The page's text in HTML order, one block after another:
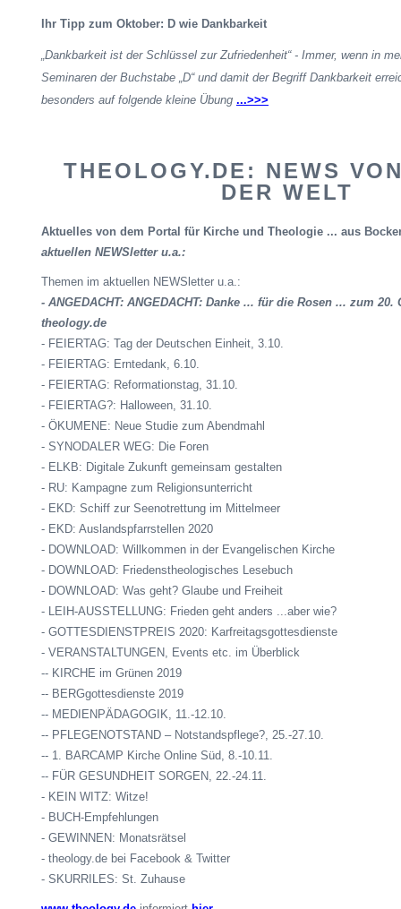
Ihr Tipp zum Oktober: D wie Dankbarkeit
„Dankbarkeit ist der Schlüssel zur Zufriedenheit“ - Immer, wenn in
Seminaren der Buchstabe „D“ und damit der Begriff Dankbarkeit
besonders auf folgende kleine Übung ...>>>
THEOLOGY.DE: NEWS
DER WELT
Aktuelles von dem Portal für Kirche und Theologie ... aus
aktuellen NEWSletteru.a.:
Themen im aktuellen NEWSletter u.a.:
- ANGEDACHT: ANGEDACHT: Danke ... für die Rosen ... zum 20.
theology.de
- FEIERTAG: Tag der Deutschen Einheit, 3.10.
- FEIERTAG: Erntedank, 6.10.
- FEIERTAG: Reformationstag, 31.10.
- FEIERTAG?: Halloween, 31.10.
- ÖKUMENE: Neue Studie zum Abendmahl
- SYNODALER WEG: Die Foren
- ELKB: Digitale Zukunft gemeinsam gestalten
- RU: Kampagne zum Religionsunterricht
- EKD: Schiff zur Seenotrettung im Mittelmeer
- EKD: Auslandspfarrstellen 2020
- DOWNLOAD: Willkommen in der Evangelischen Kirche
- DOWNLOAD: Friedenstheologisches Lesebuch
- DOWNLOAD: Was geht? Glaube und Freiheit
- LEIH-AUSSTELLUNG: Frieden geht anders ...aber wie?
- GOTTESDIENSTPREIS 2020: Karfreitagsgottesdienste
- VERANSTALTUNGEN, Events etc. im Überblick
-- KIRCHE im Grünen 2019
-- BERGgottesdienste 2019
-- MEDIENPÄDAGOGIK, 11.-12.10.
-- PFLEGENOTSTAND – Notstandspflege?, 25.-27.10.
-- 1. BARCAMP Kirche Online Süd, 8.-10.11.
-- FÜR GESUNDHEIT SORGEN, 22.-24.11.
- KEIN WITZ: Witze!
- BUCH-Empfehlungen
- GEWINNEN: Monatsrätsel
- theology.de bei Facebook & Twitter
- SKURRILES: St. Zuhause